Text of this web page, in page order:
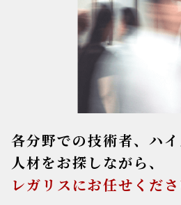
各分野での技術者、ハ
人材をお探しながら、
レガリスにお任せくださ